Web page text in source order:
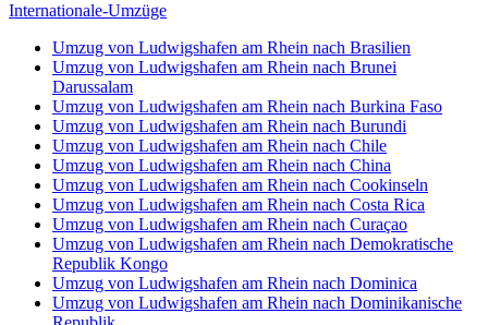
Internationale-Umzüge
Umzug von Ludwigshafen am Rhein nach Brasilien
Umzug von Ludwigshafen am Rhein nach Brunei
Darussalam
Umzug von Ludwigshafen am Rhein nach Burkina Faso
Umzug von Ludwigshafen am Rhein nach Burundi
Umzug von Ludwigshafen am Rhein nach Chile
Umzug von Ludwigshafen am Rhein nach China
Umzug von Ludwigshafen am Rhein nach Cookinseln
Umzug von Ludwigshafen am Rhein nach Costa Rica
Umzug von Ludwigshafen am Rhein nach Curaçao
Umzug von Ludwigshafen am Rhein nach Demokratische
Republik Kongo
Umzug von Ludwigshafen am Rhein nach Dominica
Umzug von Ludwigshafen am Rhein nach Dominikanische